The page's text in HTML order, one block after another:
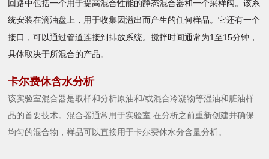
回路中包括一个用于提高混合性能的静态混合器和一个采样阀。该系
统安装在滴油盘上，用于收集因溢出而产生的任何样品。它还有一个
接口，可以通过管道连接到排放系统。搅拌时间通常为1至 15分钟，
具体取决于所混合的产品。
卡尔费休含水分析
该实验室混合器是取样和分析原油和/或混合冷凝物等湿油和脏油样
品的首要技术。混合器通常用于实验室 在分析之前重新创建并确保
均匀的混合物，样品可以直接用于卡尔费休水分含量分析。